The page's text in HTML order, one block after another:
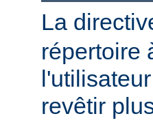
La
répertoire
revêtir